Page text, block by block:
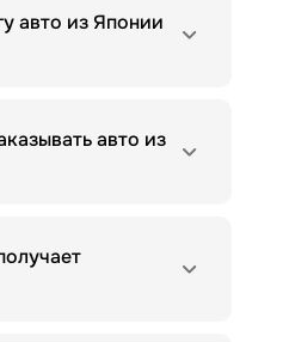
авто из Японии
авто из